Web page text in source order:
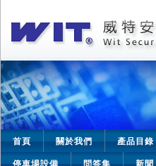
首頁 關於我們 產品目錄
停車場設備
問答集 新聞